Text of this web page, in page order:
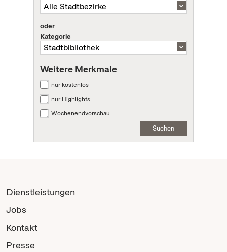
oder
Kategorie
Weitere Merkmale
nur kostenlos
nur Highlights
Wochenendvorschau
Suchen
Dienstleistungen
Jobs
Kontakt
Presse